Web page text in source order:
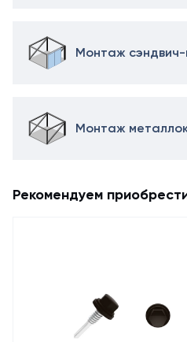
Монтаж
Монтаж
Рекомендуем